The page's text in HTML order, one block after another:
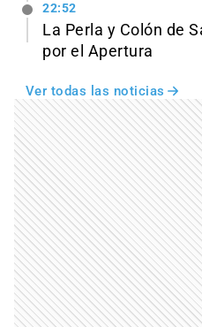
22:52
La Perla y Colón de
por el Apertura
Ver todas las noticias